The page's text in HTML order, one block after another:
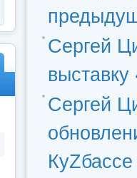
Сергей
Сергей